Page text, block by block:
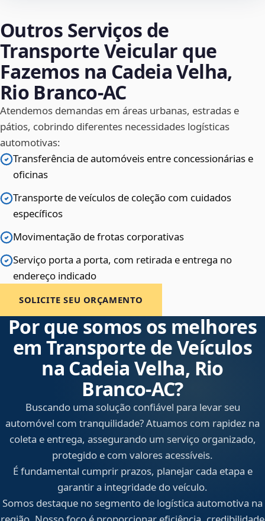
Outros Serviços de
Transporte Veicular que
Fazemos na Cadeia Velha,
Rio Branco‑AC
Atendemos demandas em áreas urbanas, estradas e
pátios, cobrindo diferentes necessidades logísticas
automotivas:
Transferência de automóveis entre concessionárias e
oficinas
Transporte de veículos de coleção com cuidados
específicos
Movimentação de frotas corporativas
Serviço porta a porta, com retirada e entrega no
endereço indicado
SOLICITE SEU ORÇAMENTO
Por que somos os melhores
em Transporte de Veículos
na Cadeia Velha, Rio
Branco‑AC?
Buscando uma solução confiável para levar seu
automóvel com tranquilidade? Atuamos com rapidez na
coleta e entrega, assegurando um serviço organizado,
protegido e com valores acessíveis.
É fundamental cumprir prazos, planejar cada etapa e
garantir a integridade do veículo.
Somos destaque no segmento de logística automotiva na